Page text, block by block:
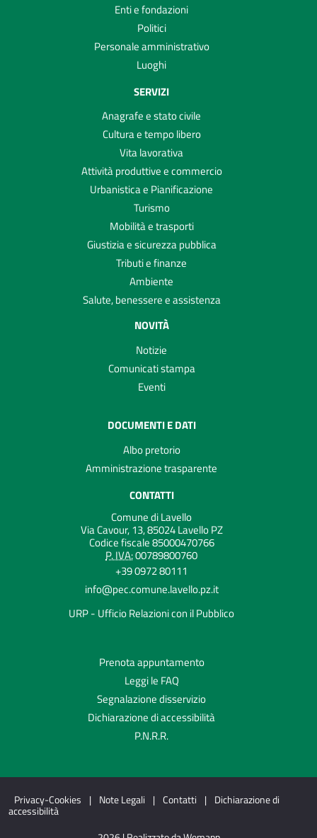
Enti e fondazioni
Politici
Personale amministrativo
Luoghi
SERVIZI
Anagrafe e stato civile
Cultura e tempo libero
Vita lavorativa
Attività produttive e commercio
Urbanistica e Pianificazione
Turismo
Mobilità e trasporti
Giustizia e sicurezza pubblica
Tributi e finanze
Ambiente
Salute, benessere e assistenza
NOVITÀ
Notizie
Comunicati stampa
Eventi
DOCUMENTI E DATI
Albo pretorio
Amministrazione trasparente
CONTATTI
Comune di Lavello
Via Cavour, 13, 85024 Lavello PZ
Codice fiscale 85000470766
P. IVA:00789800760
+39 0972 80111
info@pec.comune.lavello.pz.it
URP - Ufficio Relazioni con il Pubblico
Prenota appuntamento
Leggi le FAQ
Segnalazione disservizio
Dichiarazione di accessibilità
P.N.R.R.
Privacy-Cookies | Note Legali | Contatti | Dichiarazione di
accessibilità